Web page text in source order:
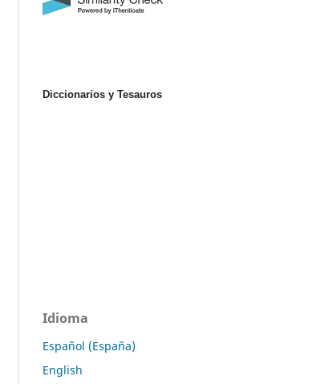
Diccionarios y Tesauros
Idioma
Español (España)
English